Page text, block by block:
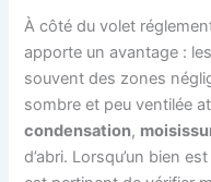
À côté du volet
apporte un avantage :
souvent des zones
sombre et peu ventilée
condensation,
d’abri. Lorsqu’un bien